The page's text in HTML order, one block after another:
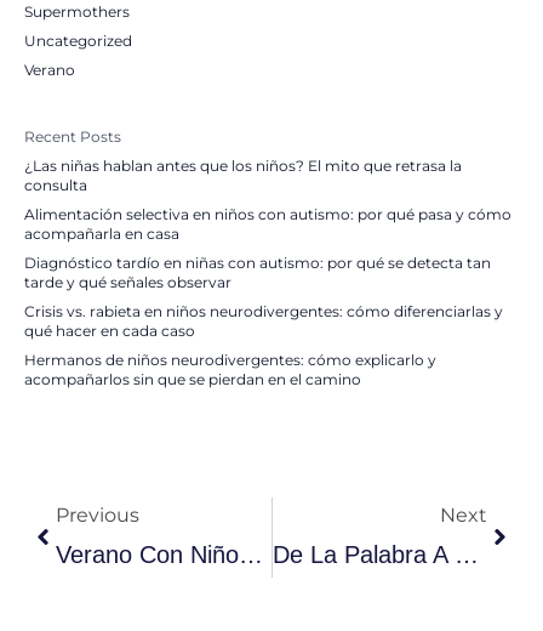
Supermothers
Uncategorized
Verano
Recent Posts
¿Las niñas hablan antes que los niños? El mito que retrasa la
consulta
Alimentación selectiva en niños con autismo: por qué pasa y cómo
acompañarla en casa
Diagnóstico tardío en niñas con autismo: por qué se detecta tan
tarde y qué señales observar
Crisis vs. rabieta en niños neurodivergentes: cómo diferenciarlas y
qué hacer en cada caso
Hermanos de niños neurodivergentes: cómo explicarlo y
acompañarlos sin que se pierdan en el camino
Previous
Verano Con Niños Neurodivergentes: 15 Ideas Para Disfrutar En Familia (sin Que Nadie Se Desborde)
Next
De La Palabra A La Frase: Cómo Acompañar Ese Paso Desde Casa